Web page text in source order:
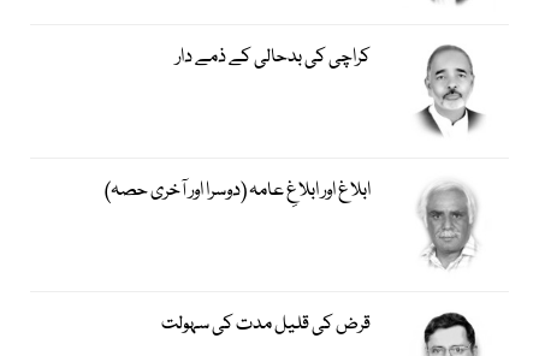
کراچی کی بدحالی کے ذمے دار
ابلاغ اور ابلاغِ عامہ (دوسرا اور آخری حصہ)
قرض کی قلیل مدت کی سہولت